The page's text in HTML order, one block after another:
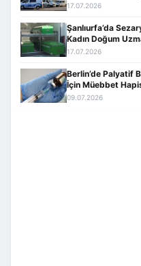
17.07.2026
Şanlıurfa’da
Kadın Doğum
17.07.2026
Berlin’de Palyatif
İçin Müebbet
09.07.2026